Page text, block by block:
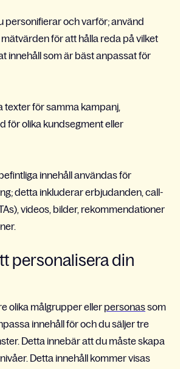
personifierar och varför; använd
för att hålla reda på vilket
innehåll som är bäst anpassat för
texter för samma kampanj,
för olika kundsegment eller
innehåll användas för
detta inkluderar erbjudanden, call-
videos, bilder, rekommendationer
personalisera din
olika målgrupper eller personassom
innehåll för och du säljer tre
Detta innebär att du måste skapa
Detta innehåll kommer visas